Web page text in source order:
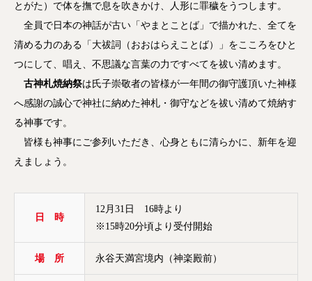
とがた）で体を撫で息を吹きかけ、人形に罪穢をうつします。
全員で日本の神話が古い「やまとことば」で描かれた、全てを
清める力のある「大祓詞（おおはらえことば）」をこころをひと
つにして、唱え、不思議な言葉の力ですべてを祓い清めます。
古神札焼納祭は氏子崇敬者の皆様が一年間の御守護頂いた神様
へ感謝の誠心で神社に納めた神札・御守などを祓い清めて焼納す
る神事です。
皆様も神事にご参列いただき、心身ともに清らかに、新年を迎
えましょう。
日 時
12月31日 16時より
※15時20分頃より受付開始
場 所 永谷天満宮境内（神楽殿前）